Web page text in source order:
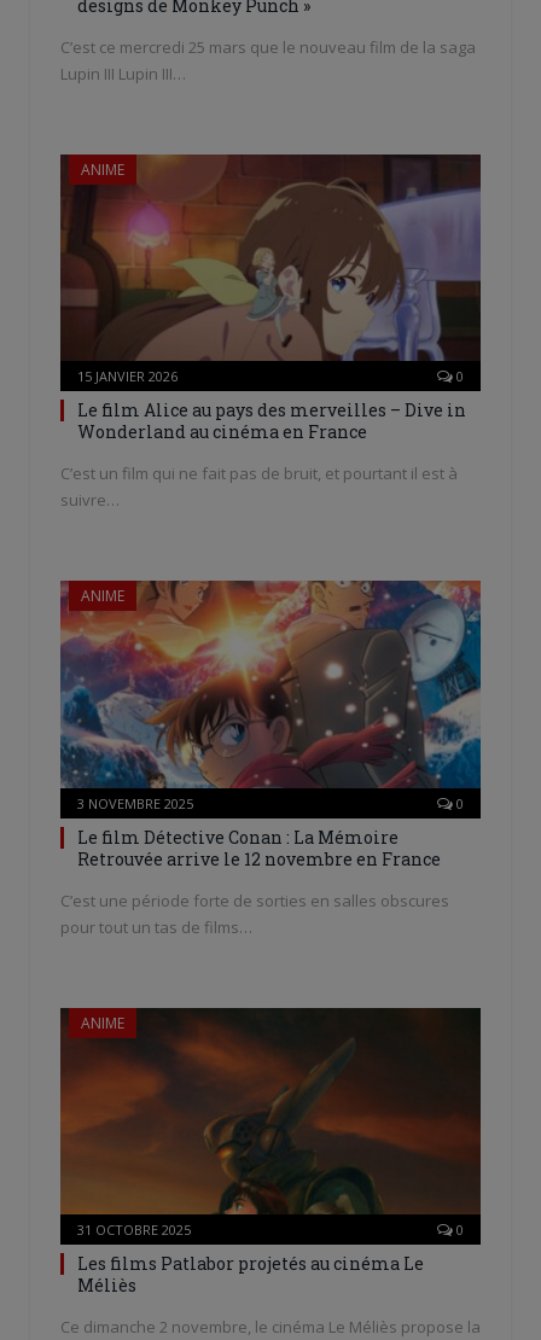
designs de Monkey Punch »
C’est ce mercredi 25 mars que le nouveau film de la saga
Lupin III Lupin III…
ANIME
15 JANVIER 2026 0
Le film Alice au pays des merveilles – Dive in
Wonderland au cinéma en France
C’est un film qui ne fait pas de bruit, et pourtant il est à
suivre…
ANIME
3 NOVEMBRE 2025 0
Le film Détective Conan : La Mémoire
Retrouvée arrive le 12 novembre en France
C’est une période forte de sorties en salles obscures
pour tout un tas de films…
ANIME
31 OCTOBRE 2025 0
Les films Patlabor projetés au cinéma Le
Méliès
Ce dimanche 2 novembre, le cinéma Le Méliès propose la